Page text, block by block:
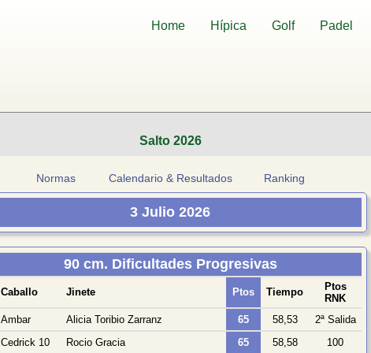
Home Hípica Golf Padel
Salto 2026
Normas Calendario & Resultados Ranking
3 Julio 2026
90 cm. Dificultades Progresivas
Caballo Jinete Ptos Tiempo
Ptos
RNK
Ambar Alicia Toribio Zarranz 65 58,53
2ª Salida
Cedrick 10 Rocio Gracia 65 58,58
100